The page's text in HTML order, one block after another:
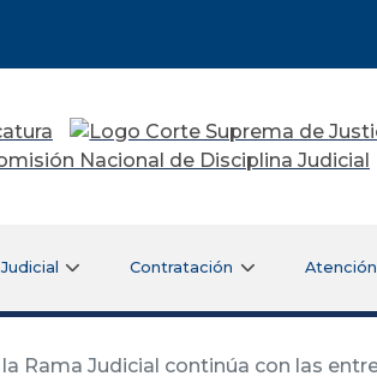
Contratación
Rama Judicial continúa con las